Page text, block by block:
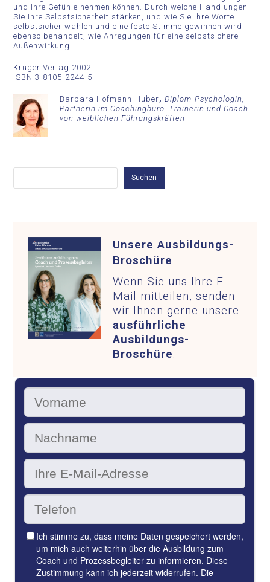
und Ihre Gefühle nehmen können. Durch welche Handlungen
Sie Ihre Selbstsicherheit stärken, und wie Sie Ihre Worte
selbstsicher wählen und eine feste Stimme gewinnen wird
ebenso behandelt, wie Anregungen für eine selbstsichere
Außenwirkung.
Krüger Verlag 2002
ISBN 3-8105-2244-5
Barbara Hofmann-Huber, Diplom-Psychologin,
Partnerin im Coachingbüro, Trainerin und Coach
von weiblichen Führungskräften
Suchen
Unsere Ausbildungs-
Broschüre
Wenn Sie uns Ihre E-
Mail mitteilen, senden
wir Ihnen gerne unsere
ausführliche
Ausbildungs-
Broschüre.